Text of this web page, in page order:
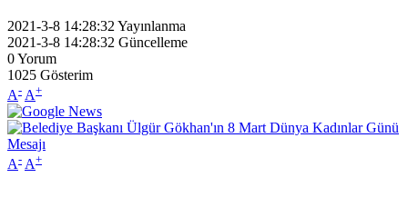
2021-3-8 14:28:32 Yayınlanma
2021-3-8 14:28:32 Güncelleme
0Yorum
1025 Gösterim
A- A+
A- A+